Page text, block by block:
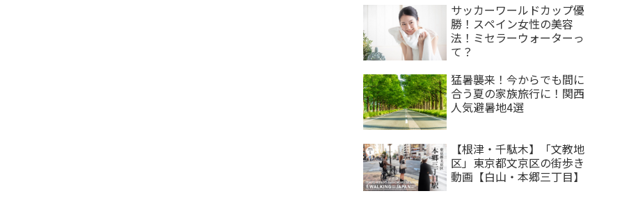
サッカーワールドカップ優
勝！スペイン女性の美容
法！ミセラーウォーターっ
て？
猛暑襲来！今からでも間に
合う夏の家族旅行に！関西
人気避暑地4選
【根津・千駄木】「文教地
区」東京都文京区の街歩き
動画【白山・本郷三丁目】